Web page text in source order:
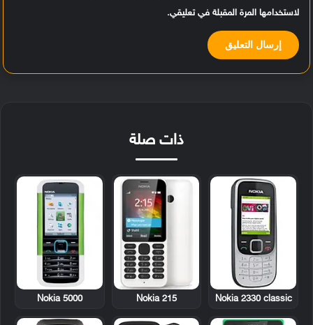
لاستخدامها المرة المقبلة في تعليقي.
ذات صلة
Nokia 2330 classic
Nokia 215
Nokia 5000